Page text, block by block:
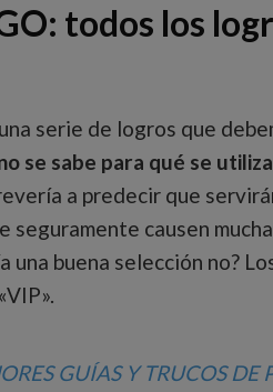
todos los
serie de logros que
se sabe para qué se
a predecir que
causen
buena selección no?
GUÍAS Y TRUCOS DE